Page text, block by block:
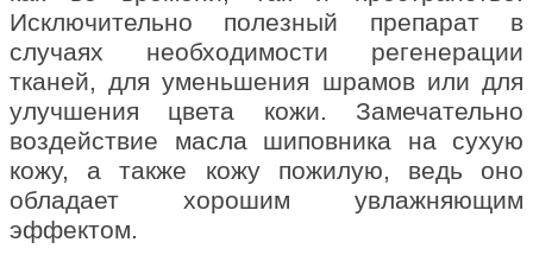
Исключительно полезный препарат в
случаях необходимости регенерации
тканей, для уменьшения шрамов или для
улучшения цвета кожи. Замечательно
воздействие масла шиповника на сухую
кожу, а также кожу пожилую, ведь оно
обладает хорошим увлажняющим
эффектом.